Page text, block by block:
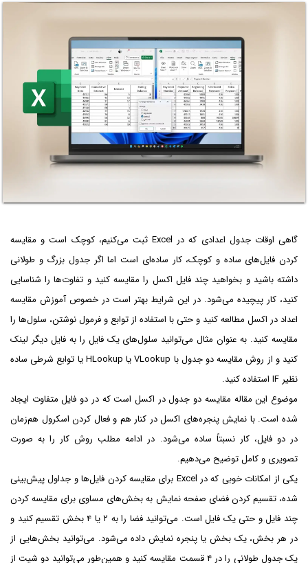
گاهی اوقات جدول اعدادی که در Excel ثبت می‌کنیم، کوچک است و مقایسه
کردن فایل‌های ساده و کوچک، کار ساده‌ای است اما اگر جدول بزرگ و طولانی
داشته باشید و بخواهید چند فایل اکسل را مقایسه کنید و تفاوت‌ها را شناسایی
کنید، کار پیچیده می‌شود. در این شرایط بهتر است در خصوص آموزش مقایسه
اعداد در اکسل مطالعه کنید و حتی با استفاده از توابع و فرمول نوشتن، سلول‌ها را
مقایسه کنید. به عنوان مثال می‌توانید سلول‌های یک فایل را به فایل دیگر لینک
کنید و از روش مقایسه دو جدول با VLookup یا HLookup یا توابع شرطی ساده
نظیر IF استفاده کنید.
موضوع این مقاله مقایسه دو جدول در اکسل است که در دو فایل متفاوت ایجاد
شده است. با نمایش پنجره‌های اکسل در کنار هم و فعال کردن اسکرول هم‌زمان
در دو فایل، کار نسبتاً ساده می‌شود. در ادامه مطلب روش کار را به صورت
تصویری و کامل توضیح می‌دهیم.
یکی از امکانات خوبی که در Excel برای مقایسه کردن فایل‌ها و جداول پیش‌بینی
شده، تقسیم کردن فضای صفحه نمایش به بخش‌های مساوی برای مقایسه کردن
چند فایل و حتی یک فایل است. می‌توانید فضا را به ۲ یا ۴ بخش تقسیم کنید و
در هر بخش، یک بخش یا پنجره نمایش داده می‌شود. می‌توانید بخش‌هایی از
یک جدول طولانی را در ۴ قسمت مقایسه کنید و همین‌طور می‌توانید دو شیت از